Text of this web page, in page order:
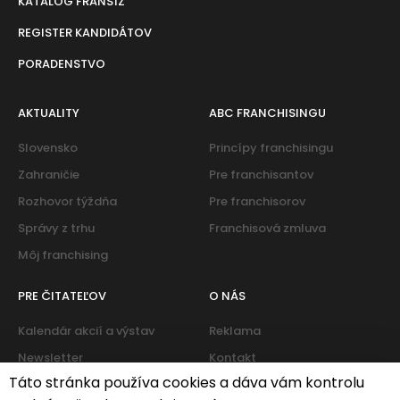
REGISTER KANDIDÁTOV
PORADENSTVO
AKTUALITY
Slovensko
Zahraničie
Rozhovor týždňa
Správy z trhu
Môj franchising
ABC FRANCHISINGU
Princípy franchisingu
Pre franchisantov
Pre franchisorov
Franchisová zmluva
PRE ČITATEĽOV
Kalendár akcií a výstav
Newsletter
O NÁS
Reklama
Kontakt
Táto stránka používa cookies a dáva vám kontrolu